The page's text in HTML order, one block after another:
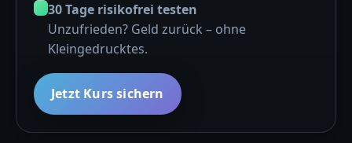
30 Tage risikofrei testen
Unzufrieden? Geld zurück – ohne
Kleingedrucktes.
Jetzt Kurs sichern